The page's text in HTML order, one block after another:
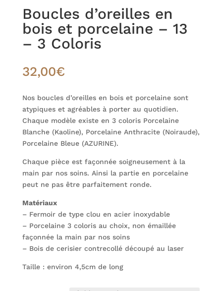
Boucles d’oreilles en
bois et porcelaine – 13
– 3 Coloris
32,00€
Nos boucles d’oreilles en bois et porcelaine sont
atypiques et agréables à porter au quotidien.
Chaque modèle existe en 3 coloris Porcelaine
Blanche (Kaoline), Porcelaine Anthracite (Noiraude),
Porcelaine Bleue (AZURINE).
Chaque pièce est façonnée soigneusement à la
main par nos soins. Ainsi la partie en porcelaine
peut ne pas être parfaitement ronde.
Matériaux
– Fermoir de type clou en acier inoxydable
– Porcelaine 3 coloris au choix, non émaillée
façonnée la main par nos soins
– Bois de cerisier contrecollé découpé au laser
Taille : environ 4,5cm de long